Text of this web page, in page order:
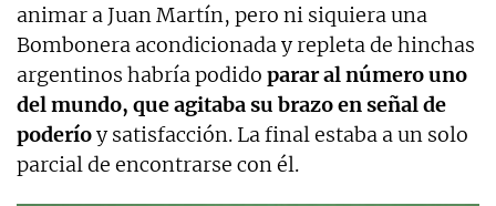
animar a Juan Martín, pero ni siquiera una
Bombonera acondicionada y repleta de hinchas
argentinos habría podido parar al número uno
del mundo, que agitaba su brazo en señal de
poderíoy satisfacción. La final estaba a un solo
parcial de encontrarse con él.